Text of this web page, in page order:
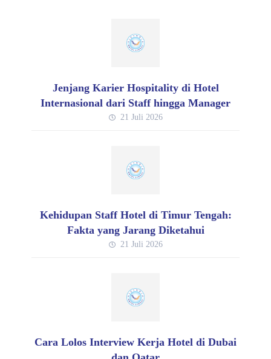
Jenjang Karier Hospitality di Hotel
Internasional dari Staff hingga Manager
21 Juli 2026
Kehidupan Staff Hotel di Timur Tengah:
Fakta yang Jarang Diketahui
21 Juli 2026
Cara Lolos Interview Kerja Hotel di Dubai